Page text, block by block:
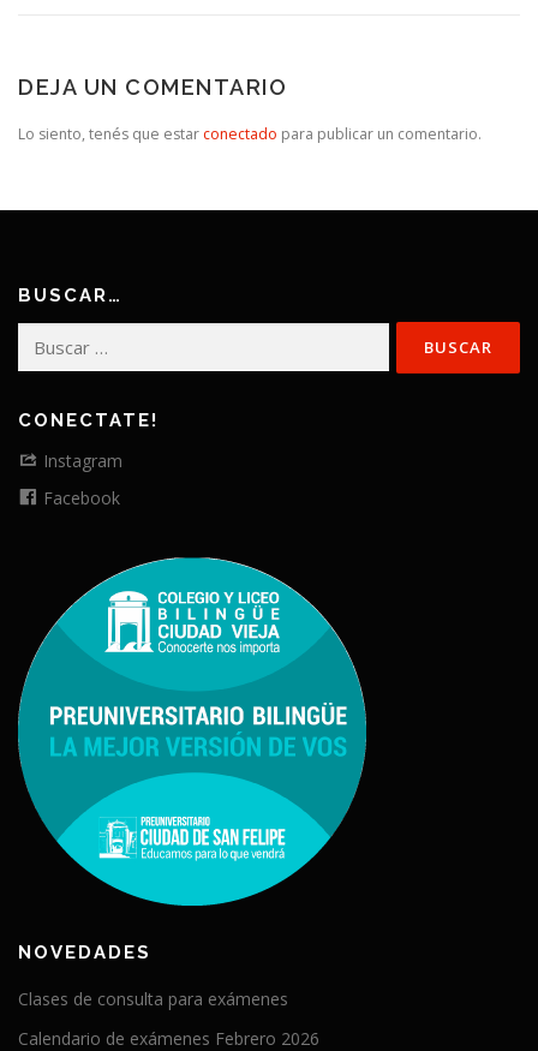
DEJA UN COMENTARIO
Lo siento, tenés que estar conectado para publicar un comentario.
BUSCAR…
CONECTATE!
Instagram
Facebook
NOVEDADES
Clases de consulta para exámenes
Calendario de exámenes Febrero 2026